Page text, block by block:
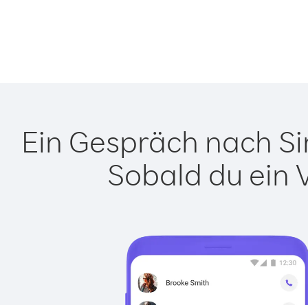
Ein Gespräch nach
Sobald du ein